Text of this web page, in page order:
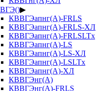
▶
КВВГЭапнг(А)-FRLS
КВВГЭапнг(А)-FRLS-ХЛ
КВВГЭапнг(А)-FRLSLTx
КВВГЭапнг(А)-LS
КВВГЭапнг(А)-LS-ХЛ
КВВГЭапнг(А)-LSLTx
КВВГЭапнг(А)-ХЛ
КВВГЭнг(А)
КВВГЭнг(А)-FRLS